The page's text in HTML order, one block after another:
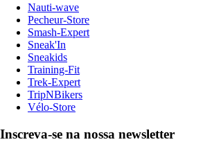
Nauti-wave
Pecheur-Store
Smash-Expert
Sneak'In
Sneakids
Training-Fit
Trek-Expert
TripNBikers
Vélo-Store
Inscreva-se na nossa newsletter